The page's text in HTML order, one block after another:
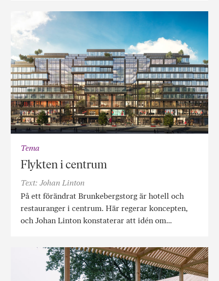
Tema
Flykten i centrum
Text: Johan Linton
På ett förändrat Brunkebergstorg är hotell och
restauranger i centrum. Här regerar koncepten,
och Johan Linton konstaterar att idén om…